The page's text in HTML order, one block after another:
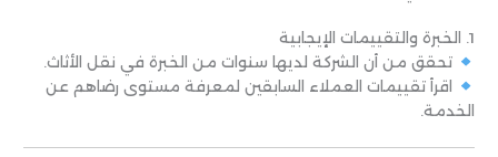
1. الخبرة والتقييمات الإيجابية
تحقق من أن الشركة لديها سنوات من الخبرة في نقل الأثاث.
اقرأ تقييمات العملاء السابقين لمعرفة مستوى رضاهم عن
الخدمة.